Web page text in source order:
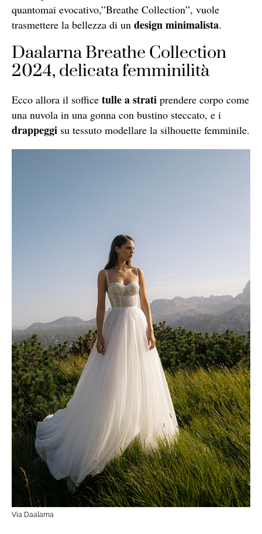
quantomai evocativo,”Breathe Collection”, vuole
trasmettere la bellezza di un design minimalista.
Daalarna Breathe Collection
2024, delicata femminilità
Ecco allora il soffice tulle a strati prendere corpo come
una nuvola in una gonna con bustino steccato, e i
drappeggi su tessuto modellare la silhouette femminile.
Via Daalarna